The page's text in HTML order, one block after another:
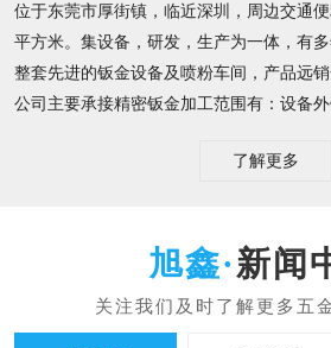
位于东莞市厚街镇，临近深圳，周边交通
平方米。集设备，研发，生产为一体，有
整套先进的钣金设备及喷粉车间，产品远销
公司主要承接精密钣金加工范围有：设备外
了解更多
新闻